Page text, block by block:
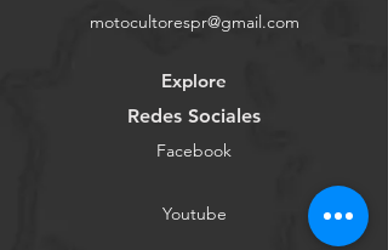
motocultorespr@gmail.com
Explore
Redes Sociales
Facebook
Youtube